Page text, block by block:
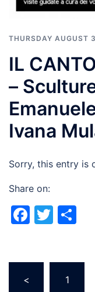
THURSDAY AUGUST
IL
–
Ivana
Sorry, this entry is
Share on:
pagination
< 1